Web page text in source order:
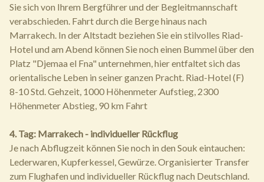
Sie sich von Ihrem Bergführer und der Begleitmannschaft
verabschieden. Fahrt durch die Berge hinaus nach
Marrakech. In der Altstadt beziehen Sie ein stilvolles Riad-
Hotel und am Abend können Sie noch einen Bummel über den
Platz "Djemaa el Fna" unternehmen, hier entfaltet sich das
orientalische Leben in seiner ganzen Pracht. Riad-Hotel (F)
8-10 Std. Gehzeit, 1000 Höhenmeter Aufstieg, 2300
Höhenmeter Abstieg, 90 km Fahrt
4. Tag: Marrakech - individueller Rückflug
Je nach Abflugzeit können Sie noch in den Souk eintauchen:
Lederwaren, Kupferkessel, Gewürze. Organisierter Transfer
zum Flughafen und individueller Rückflug nach Deutschland.